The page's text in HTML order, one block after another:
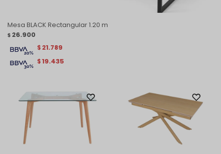
Mesa BLACK Rectangular 1.20 m
$ 26.900
$19.435
$ 21.789